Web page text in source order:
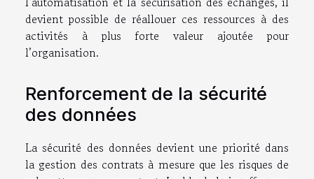
devient possible de réallouer ces ressources à des
activités à plus forte valeur ajoutée pour
l’organisation.
Renforcement de la sécurité
des données
La sécurité des données devient une priorité dans
la gestion des contrats à mesure que les risques de